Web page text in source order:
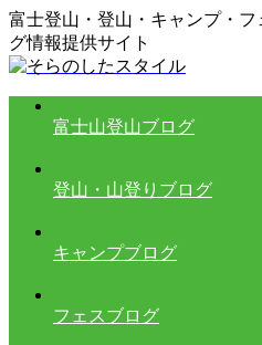
富士登山・登山・キャンプ・
グ情報提供サイト
富士山登山ブログ
登山・山登りブログ
キャンプブログ
フェスブログ